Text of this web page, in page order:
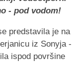
- pod vodom!
predstavila je na
iz Sonyja -
ispod površine